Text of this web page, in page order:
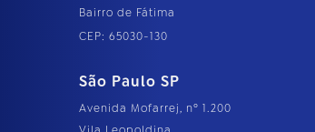
Bairro de Fátima
CEP: 65030-130
São Paulo SP
Avenida Mofarrej, nº 1.200